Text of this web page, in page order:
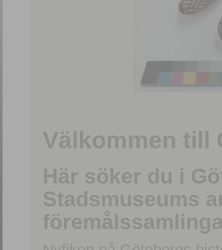
Välkommen till
Här söker du i
Stadsmuseums